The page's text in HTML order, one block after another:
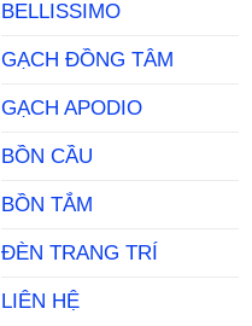
BELLISSIMO
GẠCH ĐỒNG TÂM
GẠCH APODIO
BỒN CẦU
BỒN TẮM
ĐÈN TRANG TRÍ
LIÊN HỆ